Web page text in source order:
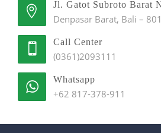
Jl. Gatot Subroto Barat
Denpasar Barat, Bali –
Call Center
(0361)2093111
Whatsapp
+62 817-378-911